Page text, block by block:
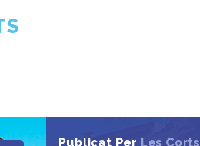
Publicat Per Les Corts